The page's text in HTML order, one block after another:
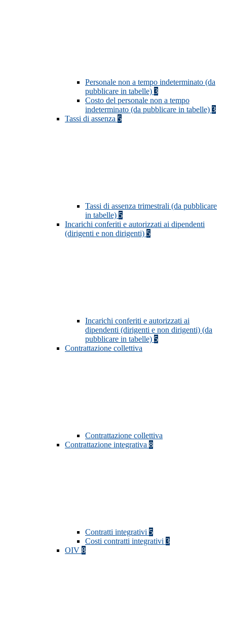
Personale non a tempo indeterminato (da
pubblicare in tabelle) 3
Costo del personale non a tempo
indeterminato (da pubblicare in tabelle) 3
Tassi di assenza 5
Tassi di assenza trimestrali (da pubblicare
in tabelle) 5
Incarichi conferiti e autorizzati ai dipendenti
(dirigenti e non dirigenti) 5
Incarichi conferiti e autorizzati ai
dipendenti (dirigenti e non dirigenti) (da
pubblicare in tabelle) 5
Contrattazione collettiva
Contrattazione collettiva
Contrattazione integrativa 8
Contratti integrativi 5
Costi contratti integrativi 3
OIV 8